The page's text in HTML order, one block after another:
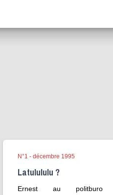
N°1 - décembre 1995
Latulululu ?
Ernest au politburo